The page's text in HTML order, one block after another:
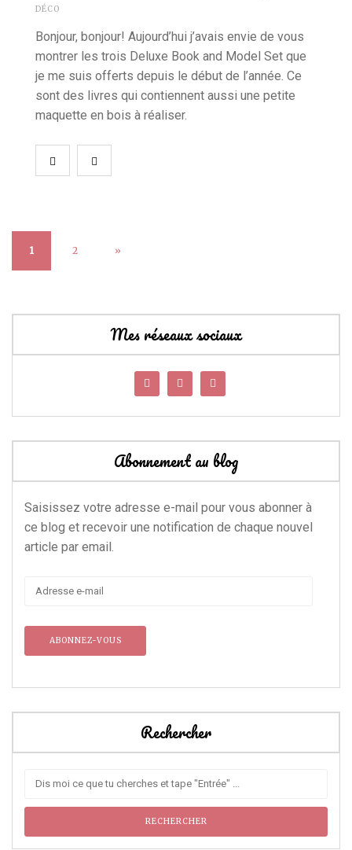
DÉCO
Bonjour, bonjour! Aujourd’hui j’avais envie de vous
montrer les trois Deluxe Book and Model Set que
je me suis offerts depuis le début de l’année. Ce
sont des livres qui contiennent aussi une petite
maquette en bois à réaliser.
1 2 »
Mes réseaux sociaux
Abonnement au blog
Saisissez votre adresse e-mail pour vous abonner à
ce blog et recevoir une notification de chaque nouvel
article par email.
Adresse
mail
Rechercher